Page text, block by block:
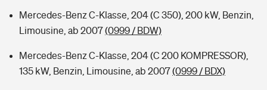
Mercedes-Benz C-Klasse, 204 (C 350), 200 kW, Benzin,
Limousine, ab 2007(0999 / BDW)
Mercedes-Benz C-Klasse, 204 (C 200 KOMPRESSOR),
135 kW, Benzin, Limousine, ab 2007(0999 / BDX)